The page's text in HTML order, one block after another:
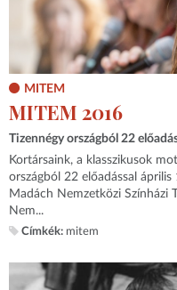
MITEM
MITEM 2016
Tizennégy országból 22
Kortársaink, a klasszikusok
országból 22 előadással
Madách Nemzetközi Színházi
Nem...
Címkék: mitem